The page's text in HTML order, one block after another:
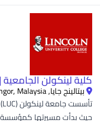
كلية لينكولن الجامعية | Lincoln University College
بيتالينج جايا, Selangor, Malaysia
حيث بدأت مسيرتها كمؤسسة